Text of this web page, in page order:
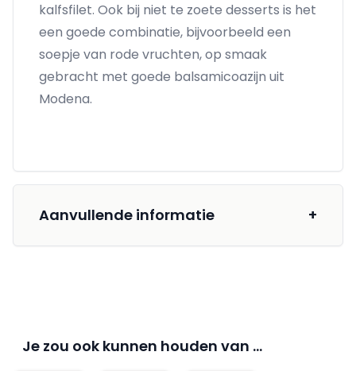
kalfsfilet. Ook bij niet te zoete desserts is het
een goede combinatie, bijvoorbeeld een
soepje van rode vruchten, op smaak
gebracht met goede balsamicoazijn uit
Modena.
Aanvullende informatie +
Je zou ook kunnen houden van …